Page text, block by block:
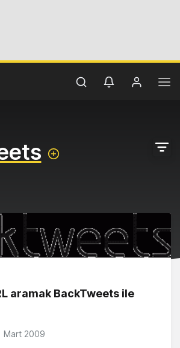
aramak BackTweets ile
Mart 2009